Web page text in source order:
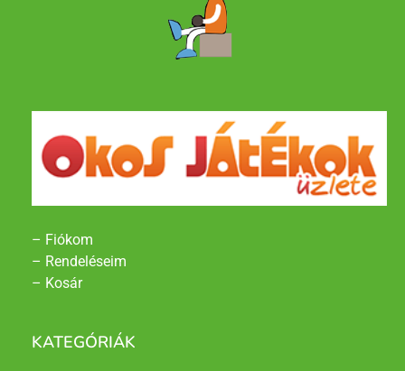
– Fiókom
– Rendeléseim
– Kosár
KATEGÓRIÁK